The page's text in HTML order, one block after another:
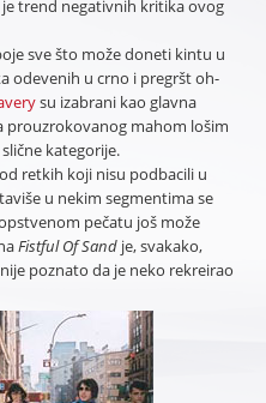
trend negativnih kritika ovog
sve što može doneti kintu u
odevenih u crno i pregršt oh-
su izabrani kao glavna
prouzrokovanog mahom lošim
kategorije.
retkih koji nisu podbacili u
u nekim segmentima se
pečatu još može
Fistful Of Sand je, svakako,
poznato da je neko rekreirao